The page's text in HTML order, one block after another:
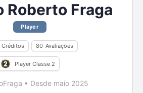
Roberto Fraga
Player
Créditos 80 Avaliações
Player Classe 2
• Desde maio 2025